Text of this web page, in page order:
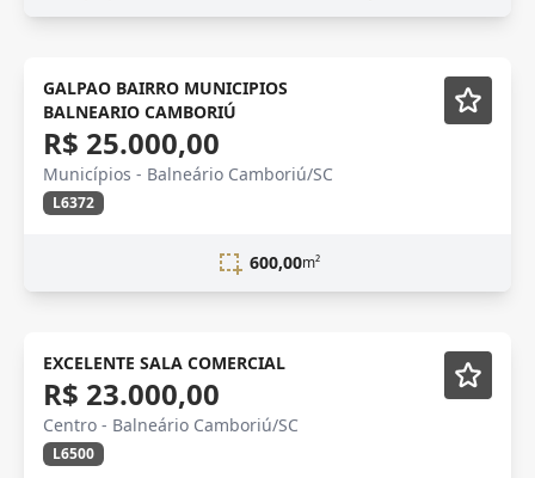
GALPAO BAIRRO MUNICIPIOS
BALNEARIO CAMBORIÚ
R$ 25.000,00
Municípios - Balneário Camboriú/SC
L6372
600,00m²
LOCAÇÃO
EXCELENTE SALA COMERCIAL
R$ 23.000,00
Centro - Balneário Camboriú/SC
L6500